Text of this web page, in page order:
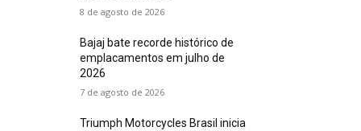
8 de agosto de 2026
Bajaj bate recorde histórico de
emplacamentos em julho de
2026
7 de agosto de 2026
Triumph Motorcycles Brasil inicia